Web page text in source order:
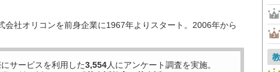
会社オリコンを前身企業に1967年よりスタート。2006年から
サービスを利用した3,554人にアンケート調査を実施。